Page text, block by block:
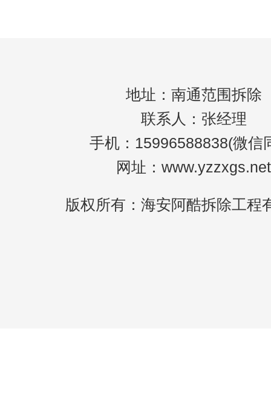
地址：南通范围拆除
联系人：张经理
手机：15996588838(微信
网址：www.yzzxgs.net
版权所有：海安阿酷拆除工程